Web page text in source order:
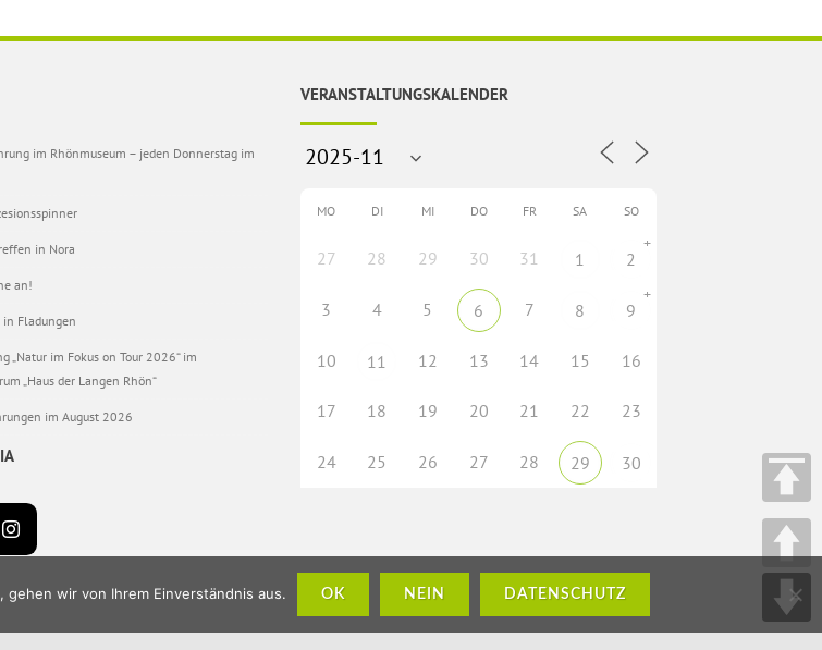
im Rhönmuseum – jeden Donnerstag im
in Nora
an!
Fladungen
„Natur im Fokus on Tour 2026“ im
„Haus der Langen Rhön“
im August 2026
VERANSTALTUNGSKALENDER
MO DI MI DO FR SA SO
27 28 29 30 31 1 2
+
3 4 5 6 7 8 9
+
10 11 12 13 14 15 16
17 18 19 20 21 22 23
24 25 26 27 28 29 30
wir von Ihrem Einverständnis aus. OK NEIN DATENSCHUTZ